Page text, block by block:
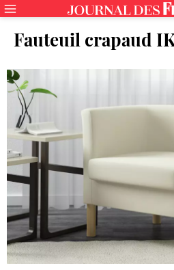
Fauteuil crapaud